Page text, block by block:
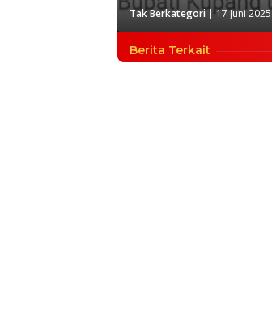
Tak Berkategori|17 Juni 2025
Berita Terkait